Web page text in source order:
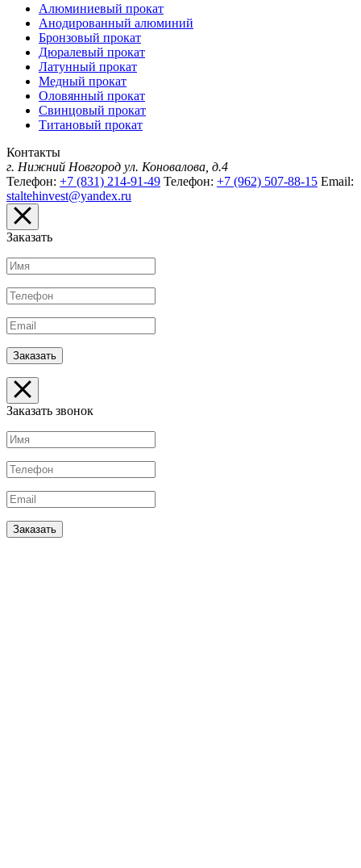
Алюминиевый прокат
Анодированный алюминий
Бронзовый прокат
Дюралевый прокат
Латунный прокат
Медный прокат
Оловянный прокат
Свинцовый прокат
Титановый прокат
Контакты
г. Нижний Новгород ул. Коновалова, д.4
Телефон: +7 (831) 214-91-49 Телефон: +7 (962) 507-88-15 Email:
staltehinvest@yandex.ru
Заказать
Заказать звонок